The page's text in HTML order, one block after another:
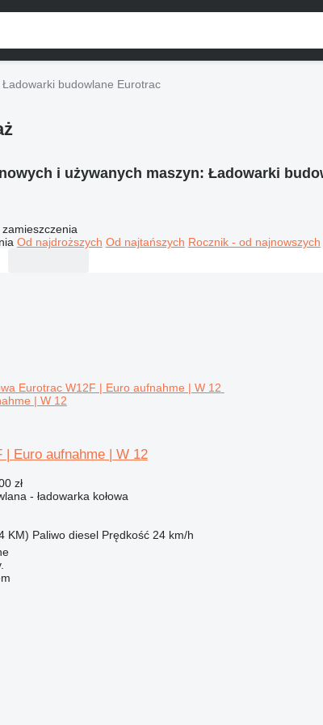
Ładowarki budowlane Eurotrac
i używanych maszyn: Ładowarki
zamieszczenia
Od najdroższych Od najtańszych Rocznik - od najnowszych
| W 12
| Euro aufnahme | W 12
zł
- ładowarka kołowa
KM) Paliwo diesel Prędkość 24 km/h